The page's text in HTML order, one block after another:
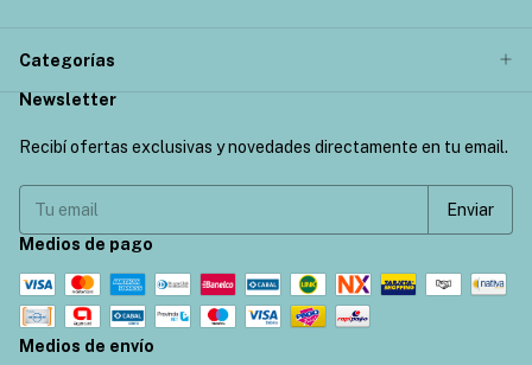
Categorías
Newsletter
Recibí ofertas exclusivas y novedades directamente en tu email.
Medios de pago
Medios de envío